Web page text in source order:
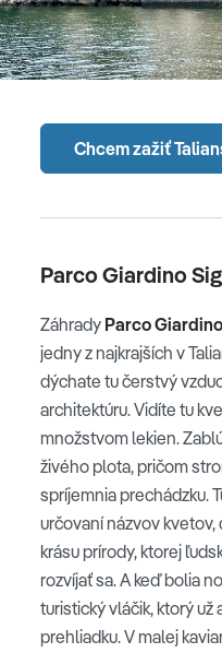
Chcem zažiť
Parco Giardino
Záhrady Parco
jedny z najkrajších v
dýchate tu čerstvý
architektúru. Vidíte tu
množstvom lekien.
živého plota, pričom
spríjemnia prechádzku.
určovaní názvov
krásu prírody, ktorej
rozvíjať sa. A keď bolia
turistický vláčik, ktorý už
prehliadku. V malej